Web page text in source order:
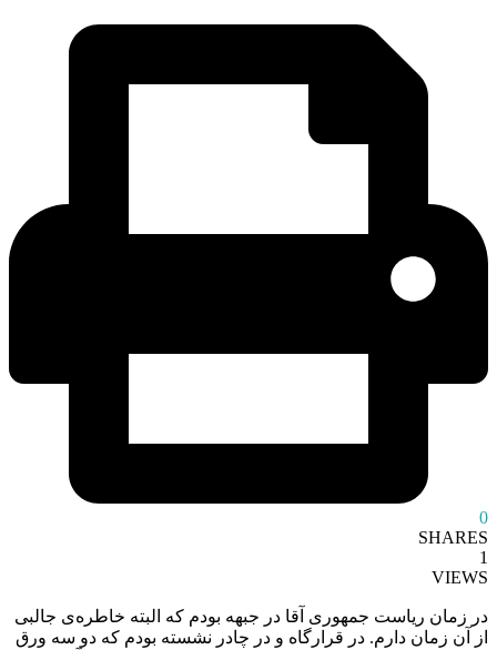
0
SHARES
1
VIEWS
در زمان ریاست‌ جمهوری آقا در جبهه بودم که البته خاطره‌ی جالبی
از آن زمان دارم. در قرارگاه و در چادر نشسته بودم که دو سه ورق